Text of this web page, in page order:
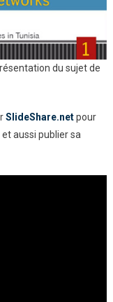
du sujet de
SlideShare.netpour
et aussi publier sa